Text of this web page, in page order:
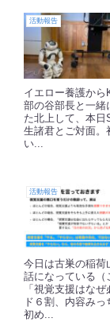
活動報告
イエロー養護か
部の谷部長と一緒
た北上して、本
生諸君とご対面。
い...
活動報告
今日は古巣の稲荷
話になっている（
「視覚支援はな
ド６割、内容み
初め...